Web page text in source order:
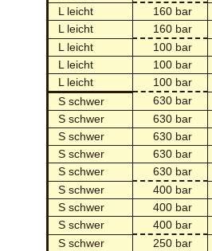
L leicht
160 bar
L leicht
160 bar
L leicht
100 bar
L leicht
100 bar
L leicht
100 bar
S schwer
630 bar
S schwer
630 bar
S schwer
630 bar
S schwer
630 bar
S schwer
630 bar
S schwer
400 bar
S schwer
400 bar
S schwer
400 bar
S schwer
250 bar